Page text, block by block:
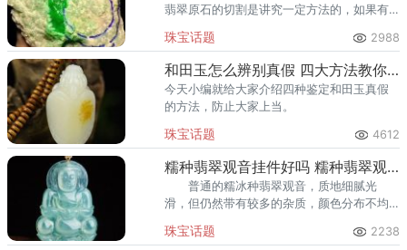
翡翠原石的切割是讲究一定方法的，如果有
可能就切垮了。切垮比赌垮，更让人感到心
痛。
珠宝话题 2988
和田玉怎么辨别真假 四大方法教你鉴别防上当
今天小编就给大家介绍四种鉴定和田玉真假
的方法，防止大家上当。
珠宝话题 4612
糯种翡翠观音挂件好吗 糯种翡翠观音挂件价格多少
普通的糯冰种翡翠观音，质地细腻光
滑，但仍然带有较多的杂质，颜色分布不均
在几百到几千元左右。
珠宝话题 2238